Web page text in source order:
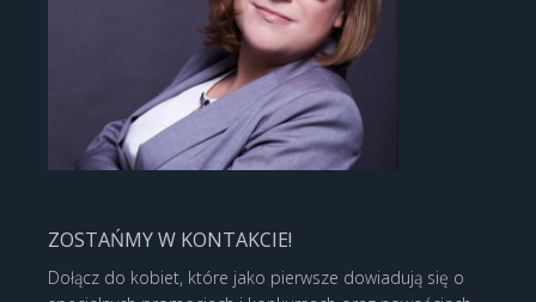
ZOSTAŃMY W KONTAKCIE!
Dołącz do kobiet, które jako pierwsze dowiadują się o